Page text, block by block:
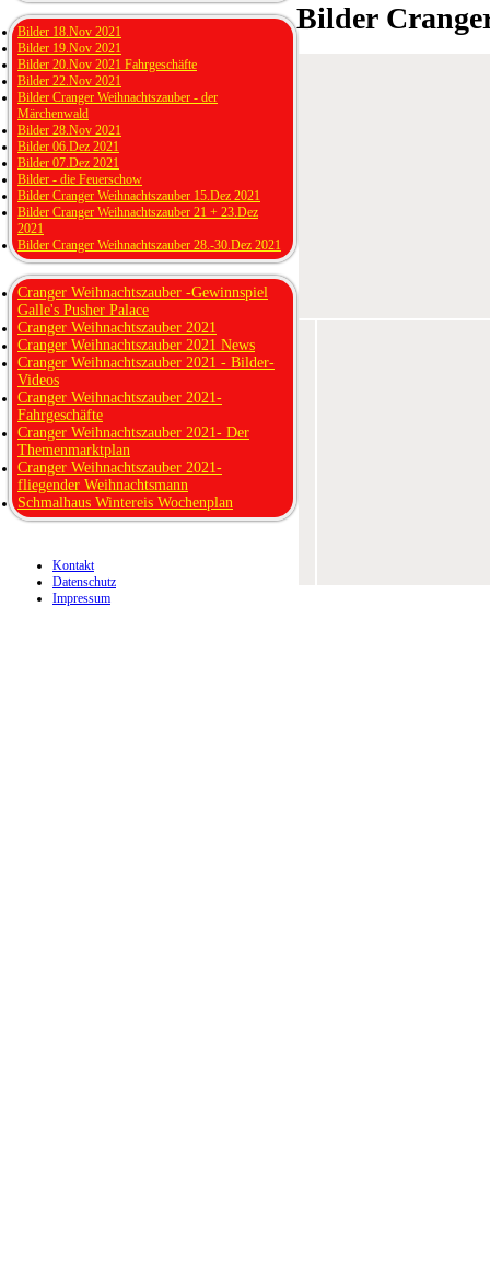
Bilder
Bilder 18.Nov 2021
Bilder 19.Nov 2021
Bilder 20.Nov 2021 Fahrgeschäfte
Bilder 22.Nov 2021
Bilder Cranger Weihnachtszauber - der
Märchenwald
Bilder 28.Nov 2021
Bilder 06.Dez 2021
Bilder 07.Dez 2021
Bilder - die Feuerschow
Bilder Cranger Weihnachtszauber 15.Dez 2021
Bilder Cranger Weihnachtszauber 21 + 23.Dez
2021
Bilder Cranger Weihnachtszauber 28.-30.Dez 2021
Cranger Weihnachtszauber -Gewinnspiel
Galle's Pusher Palace
Cranger Weihnachtszauber 2021
Cranger Weihnachtszauber 2021 News
Cranger Weihnachtszauber 2021 - Bilder-
Videos
Cranger Weihnachtszauber 2021-
Fahrgeschäfte
Cranger Weihnachtszauber 2021- Der
Themenmarktplan
Cranger Weihnachtszauber 2021-
fliegender Weihnachtsmann
Schmalhaus Wintereis Wochenplan
Kontakt
Datenschutz
Impressum